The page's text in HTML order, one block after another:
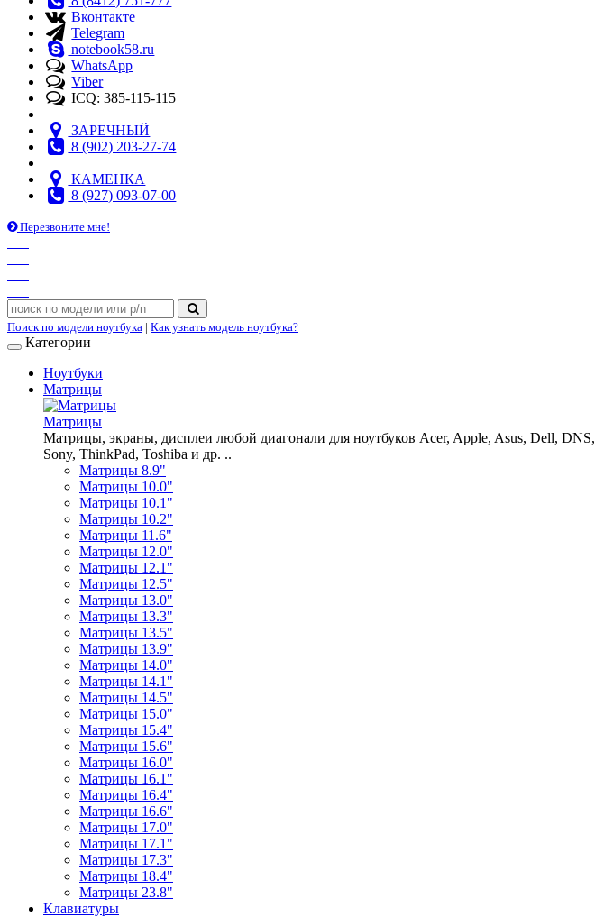
Вконтакте
Telegram
notebook58.ru
WhatsApp
Viber
ICQ: 385-115-115
ЗАРЕЧНЫЙ
8 (902) 203-27-74
КАМЕНКА
8 (927) 093-07-00
Перезвоните мне!
Поиск по модели ноутбука | Как узнать модель ноутбука?
Категории
Ноутбуки
Матрицы
Матрицы
Матрицы, экраны, дисплеи любой диагонали для ноутбуков Acer, Apple, Asus, Dell,
Sony, ThinkPad, Toshiba и др. ..
Матрицы 8.9"
Матрицы 10.0"
Матрицы 10.1"
Матрицы 10.2"
Матрицы 11.6"
Матрицы 12.0"
Матрицы 12.1"
Матрицы 12.5"
Матрицы 13.0"
Матрицы 13.3"
Матрицы 13.5"
Матрицы 13.9"
Матрицы 14.0"
Матрицы 14.1"
Матрицы 14.5"
Матрицы 15.0"
Матрицы 15.4"
Матрицы 15.6"
Матрицы 16.0"
Матрицы 16.1"
Матрицы 16.4"
Матрицы 16.6"
Матрицы 17.0"
Матрицы 17.1"
Матрицы 17.3"
Матрицы 18.4"
Матрицы 23.8"
Клавиатуры